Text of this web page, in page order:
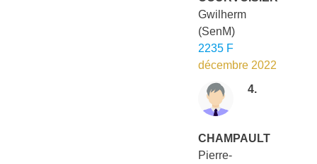
Gwilherm
(SenM)
2235 F
décembre 2022
4.
CHAMPAULT
Pierre-